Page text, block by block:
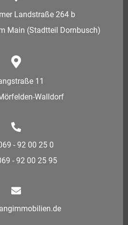
Landstraße 264 b
Main (Stadtteil Dornbusch)
11
Walldorf
- 92 00 25 0
- 92 00 25 95